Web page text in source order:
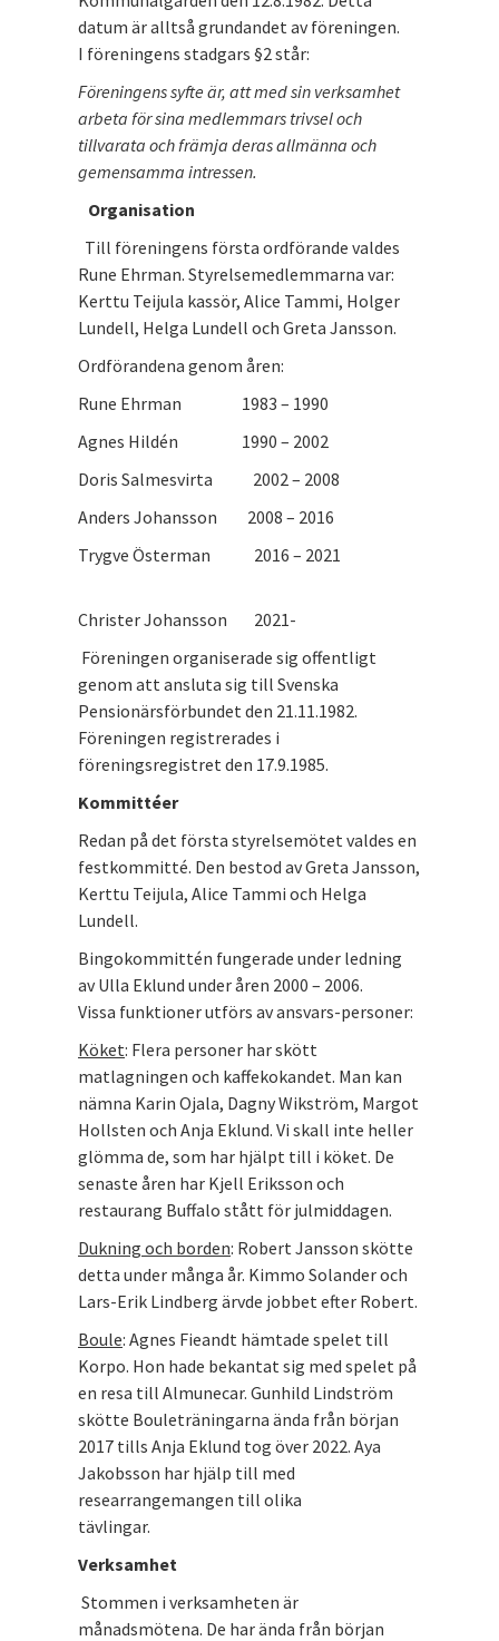
datum är alltså grundandet av föreningen.
I föreningens stadgars §2 står:
Föreningens syfte är, att med sin verksamhet
arbeta för sina medlemmars trivsel och
tillvarata och främja deras allmänna och
gemensamma intressen.
Organisation
Till föreningens första ordförande valdes
Rune Ehrman. Styrelsemedlemmarna var:
Kerttu Teijula kassör, Alice Tammi, Holger
Lundell, Helga Lundell och Greta Jansson.
Ordförandena genom åren:
Rune Ehrman 1983 – 1990
Agnes Hildén 1990 – 2002
Doris Salmesvirta 2002 – 2008
Anders Johansson 2008 – 2016
Trygve Österman 2016 – 2021
Christer Johansson 2021-
Föreningen organiserade sig offentligt
genom att ansluta sig till Svenska
Pensionärsförbundet den 21.11.1982.
Föreningen registrerades i
föreningsregistret den 17.9.1985.
Kommittéer
Redan på det första styrelsemötet valdes en
festkommitté. Den bestod av Greta Jansson,
Kerttu Teijula, Alice Tammi och Helga
Lundell.
Bingokommittén fungerade under ledning
av Ulla Eklund under åren 2000 – 2006.
Vissa funktioner utförs av ansvars-personer:
Köket: Flera personer har skött
matlagningen och kaffekokandet. Man kan
nämna Karin Ojala, Dagny Wikström, Margot
Hollsten och Anja Eklund. Vi skall inte heller
glömma de, som har hjälpt till i köket. De
senaste åren har Kjell Eriksson och
restaurang Buffalo stått för julmiddagen.
Dukning och borden: Robert Jansson skötte
detta under många år. Kimmo Solander och
Lars-Erik Lindberg ärvde jobbet efter Robert.
Boule: Agnes Fieandt hämtade spelet till
Korpo. Hon hade bekantat sig med spelet på
en resa till Almunecar. Gunhild Lindström
skötte Bouleträningarna ända från början
2017 tills Anja Eklund tog över 2022. Aya
Jakobsson har hjälp till med
researrangemangen till olika
tävlingar.
Verksamhet
Stommen i verksamheten är
månadsmötena. De har ända från början